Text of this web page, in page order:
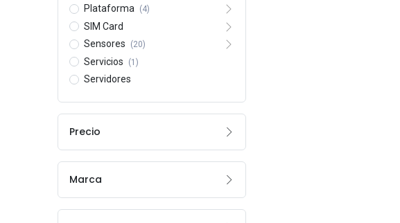
Plataforma (4)
SIM Card
Sensores
(20)
Servicios (1)
Servidores
Precio
Marca